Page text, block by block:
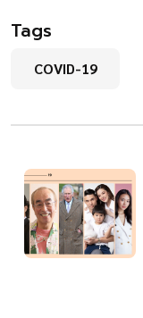
Tags
COVID-19